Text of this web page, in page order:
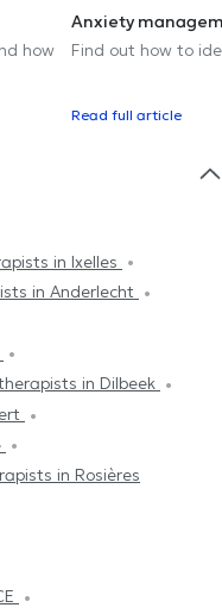
how
Anxiety
Find out how to
Read full article
in Ixelles
in Anderlecht
in Dilbeek
in Rosières